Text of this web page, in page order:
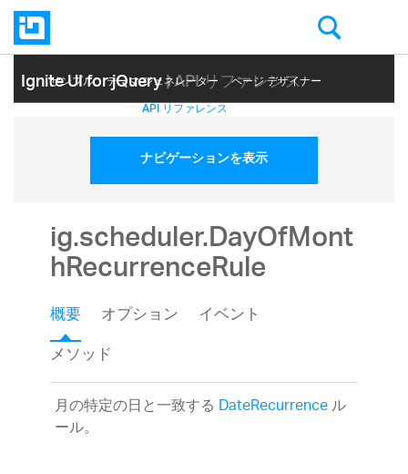
Ignite UI for jQuery| API リファレンス
サンプル テーマ ジェネレーター ページ デザイナー
ヘルプ トピック API リファレンス
ナビゲーションを表示
ig.scheduler.DayOfMont
hRecurrenceRule
概要 オプション
イベント
メソッド
月の特定の日と一致する DateRecurrenceル
ール。